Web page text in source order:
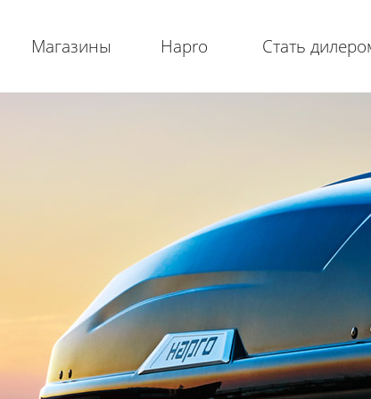
Магазины Hapro Стать